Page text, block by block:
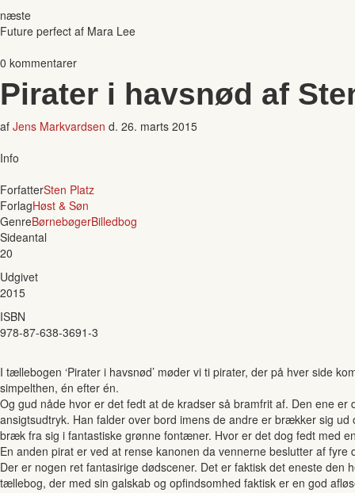
næste
Future perfect af Mara Lee
0 kommentarer
Pirater i havsnød af
af Jens Markvardsen d. 26. marts 2015
Info
ForfatterSten Platz
ForlagHøst & Søn
GenreBørnebøgerBilledbog
Sideantal
20
Udgivet
2015
ISBN
978-87-638-3691-3
I tællebogen ‘Pirater i havsnød’ møder vi ti pirater, der på hver side
simpelthen, én efter én.
Og gud nåde hvor er det fedt at de kradser så bramfrit af. Den ene
ansigtsudtryk. Han falder over bord imens de andre er brækker sig
bræk fra sig i fantastiske grønne fontæner. Hvor er det dog fedt med
En anden pirat er ved at rense kanonen da vennerne beslutter af
Der er nogen ret fantasirige dødscener. Det er faktisk det eneste
tællebog, der med sin galskab og opfindsomhed faktisk er en god